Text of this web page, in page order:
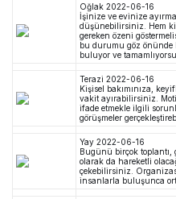
Oğlak 2022-06-16
İşinize ve evinize
düşünebilirsiniz. Hem
gereken özeni
bu durumu göz önünde
buluyor ve
Terazi 2022-06-16
Kişisel bakımınıza,
vakit ayırabilirsiniz.
ifade etmekle ilgili
görüşmeler
Yay 2022-06-16
Bugünü birçok toplantı,
olarak da hareketli
çekebilirsiniz.
insanlarla buluşunca